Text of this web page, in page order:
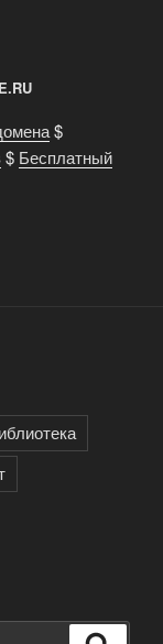
$
$ Бесплатный